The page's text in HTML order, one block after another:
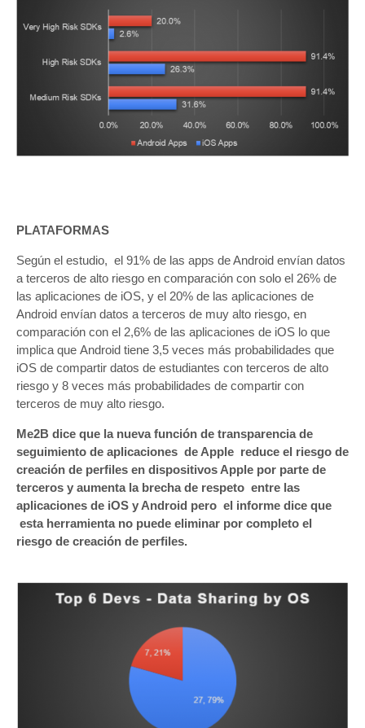
PLATAFORMAS
Según el estudio, el 91% de las apps de Android envían datos
a terceros de alto riesgo en comparación con solo el 26% de
las aplicaciones de iOS, y el 20% de las aplicaciones de
Android envían datos a terceros de muy alto riesgo, en
comparación con el 2,6% de las aplicaciones de iOS lo que
implica que Android tiene 3,5 veces más probabilidades que
iOS de compartir datos de estudiantes con terceros de alto
riesgo y 8 veces más probabilidades de compartir con
terceros de muy alto riesgo.
Me2B dice que la nueva función de transparencia de
seguimiento de aplicaciones de Apple reduce el riesgo de
creación de perfiles en dispositivos Apple por parte de
terceros y aumenta la brecha de respeto entre las
aplicaciones de iOS y Android pero el informe dice que
esta herramienta no puede eliminar por completo el
riesgo de creación de perfiles.